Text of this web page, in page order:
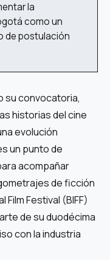
la
como un
de postulación
su convocatoria,
historias del cine
evolución
un punto de
acompañar
de ficción
Festival (BIFF)
de su duodécima
con la industria